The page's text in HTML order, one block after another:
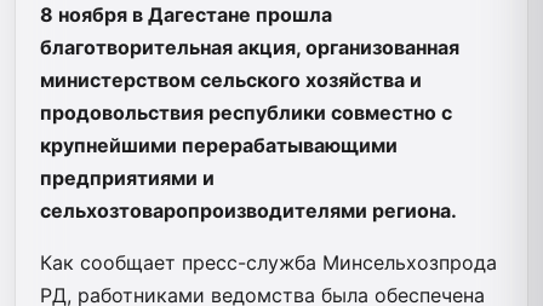
8 ноября в Дагестане прошла
благотворительная акция, организованная
министерством сельского хозяйства и
продовольствия республики совместно с
крупнейшими перерабатывающими
предприятиями и
сельхозтоваропроизводителями региона.
Как сообщает пресс-служба Минсельхозпрода
РД, работниками ведомства была обеспечена